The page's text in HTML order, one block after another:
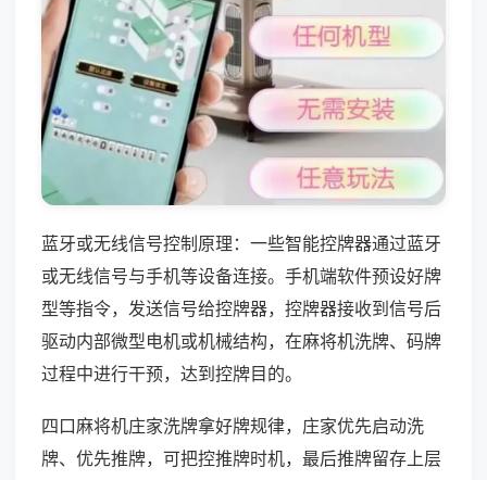
蓝牙或无线信号控制原理：一些智能控牌器通过蓝牙
或无线信号与手机等设备连接。手机端软件预设好牌
型等指令，发送信号给控牌器，控牌器接收到信号后
驱动内部微型电机或机械结构，在麻将机洗牌、码牌
过程中进行干预，达到控牌目的。
四口麻将机庄家洗牌拿好牌规律，庄家优先启动洗
牌、优先推牌，可把控推牌时机，最后推牌留存上层